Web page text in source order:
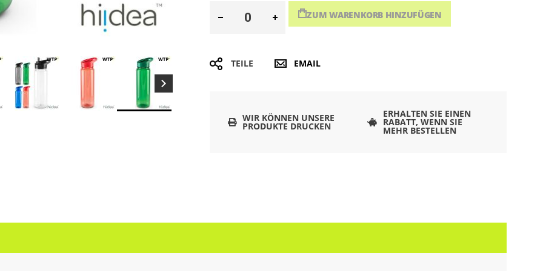
ZUM WARENKORB HINZUFÜGEN
TEILE EMAIL
WIR KÖNNEN UNSERE
PRODUKTE DRUCKEN
ERHALTEN SIE EINEN
RABATT, WENN SIE
MEHR BESTELLEN